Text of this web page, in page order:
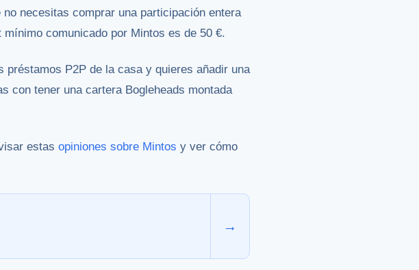
necesitas comprar una participación entera
comunicado por Mintos es de 50 €.
P2P de la casa y quieres añadir una
con tener una cartera Bogleheads montada
estas opiniones sobre Mintos y ver cómo
→